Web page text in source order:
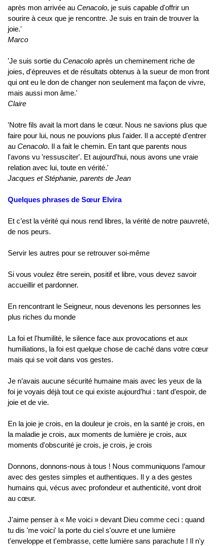
après mon arrivée au Cenacolo, je suis capable d'offrir un
sourire à ceux que je rencontre. Je suis en train de trouver la
joie.'
Marco
'Je suis sortie du Cenacolo après un cheminement riche de
joies, d'épreuves et de résultats obtenus à la sueur de mon front
qui ont eu le don de changer non seulement ma façon de vivre,
mais aussi mon âme.'
Claire
'Notre fils avait la mort dans le cœur. Nous ne savions plus que
faire pour lui, nous ne pouvions plus l'aider. Il a accepté d'entrer
au Cenacolo. Il a fait le chemin. En tant que parents nous
l'avons vu 'ressusciter'. Et aujourd'hui, nous avons une vraie
relation avec lui, toute en vérité.'
Jacques et Stéphanie, parents de Jean
Quelques phrases de Sœur Elvira
Et c’est la vérité qui nous rend libres, la vérité de notre pauvreté,
de nos peurs.
Servir les autres pour se retrouver soi-même
Si vous voulez être serein, positif et libre, vous devez savoir
accueillir et pardonner.
En rencontrant le Seigneur, nous devenons les personnes les
plus riches du monde
La foi et l'humilité, le silence face aux provocations et aux
humiliations, la foi est quelque chose de caché dans votre cœur
mais qui se voit dans vos gestes.
Je n’avais aucune sécurité humaine mais avec les yeux de la
foi je voyais déjà tout ce qui existe aujourd’hui : tant d’espoir, de
joie et de vie.
En la joie je crois, en la douleur je crois, en la santé je crois, en
la maladie je crois, aux moments de lumière je crois, aux
moments d'obscurité je crois, je crois, je crois
Donnons, donnons-nous à tous ! Nous communiquons l’amour
avec des gestes simples et authentiques. Il y a des gestes
humains qui, vécus avec profondeur et authenticité, vont droit
au cœur.
J'aime penser à « Me voici » devant Dieu comme ceci : quand
tu dis 'me voici' la porte du ciel s'ouvre et une lumière
t'enveloppe et t'embrasse, cette lumière sans parachute ! Il n'y